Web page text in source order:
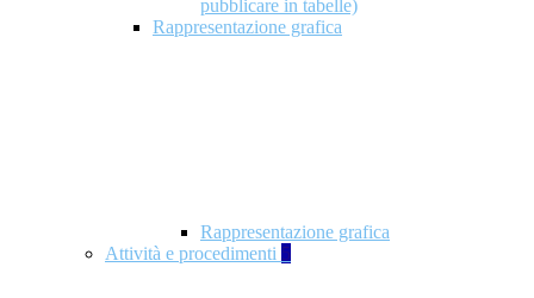
pubblicare in tabelle)
Rappresentazione grafica
Rappresentazione grafica
Attività e procedimenti 5